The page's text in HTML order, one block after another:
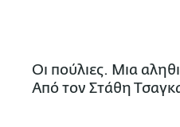
Οι πούλιες. Μια
Από τον Στάθη